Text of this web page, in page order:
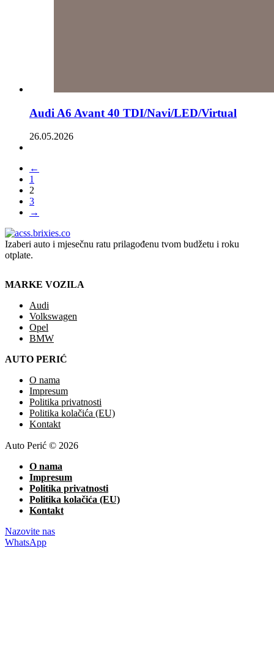
Audi A6 Avant 40 TDI/Navi/LED/Virtual
26.05.2026
←
1
2
3
→
Izaberi auto i mjesečnu ratu prilagođenu tvom budžetu i roku
otplate.
MARKE VOZILA
Audi
Volkswagen
Opel
BMW
AUTO PERIĆ
O nama
Impresum
Politika privatnosti
Politika kolačića (EU)
Kontakt
Auto Perić © 2026
O nama
Impresum
Politika privatnosti
Politika kolačića (EU)
Kontakt
Nazovite nas
WhatsApp